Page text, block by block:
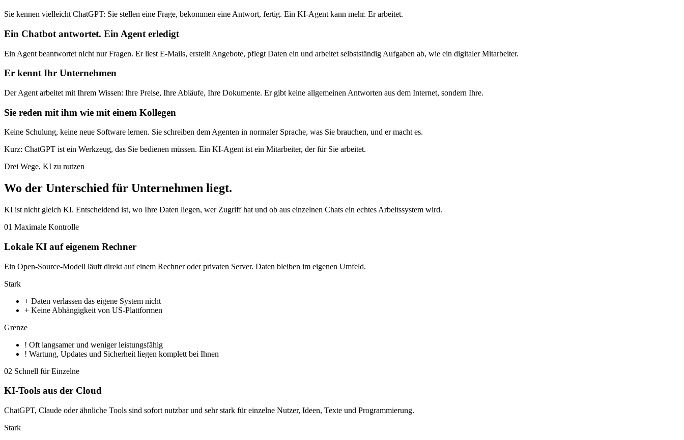
Sie kennen vielleicht ChatGPT: Sie stellen eine Frage, bekommen eine Antwort, fertig. Ein KI-Agent kann mehr. Er arbeitet.
Ein Chatbot antwortet. Ein Agent erledigt
Ein Agent beantwortet nicht nur Fragen. Er liest E-Mails, erstellt Angebote, pflegt Daten ein und arbeitet selbstständig Aufgaben ab, wie ein digitaler Mitarbeiter.
Er kennt Ihr Unternehmen
Der Agent arbeitet mit Ihrem Wissen: Ihre Preise, Ihre Abläufe, Ihre Dokumente. Er gibt keine allgemeinen Antworten aus dem Internet, sondern Ihre.
Sie reden mit ihm wie mit einem Kollegen
Keine Schulung, keine neue Software lernen. Sie schreiben dem Agenten in normaler Sprache, was Sie brauchen, und er macht es.
Kurz: ChatGPT ist ein Werkzeug, das Sie bedienen müssen. Ein KI-Agent ist ein Mitarbeiter, der für Sie arbeitet.
Drei Wege, KI zu nutzen
Wo der Unterschied für Unternehmen liegt.
KI ist nicht gleich KI. Entscheidend ist, wo Ihre Daten liegen, wer Zugriff hat und ob aus einzelnen Chats ein echtes Arbeitssystem wird.
01 Maximale Kontrolle
Lokale KI auf eigenem Rechner
Ein Open-Source-Modell läuft direkt auf einem Rechner oder privaten Server. Daten bleiben im eigenen Umfeld.
Stark
+ Daten verlassen das eigene System nicht
+ Keine Abhängigkeit von US-Plattformen
Grenze
! Oft langsamer und weniger leistungsfähig
! Wartung, Updates und Sicherheit liegen komplett bei Ihnen
02 Schnell für Einzelne
KI-Tools aus der Cloud
ChatGPT, Claude oder ähnliche Tools sind sofort nutzbar und sehr stark für einzelne Nutzer, Ideen, Texte und Programmierung.
Stark